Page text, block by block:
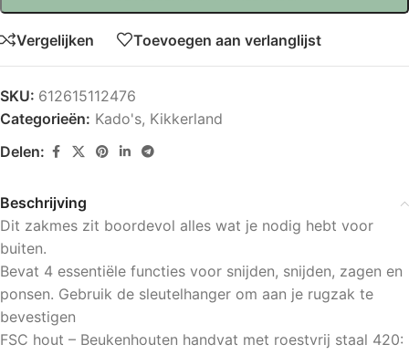
Vergelijken Toevoegen aan verlanglijst
SKU: 612615112476
Categorieën: Kado's, Kikkerland
Delen:
Beschrijving
Dit zakmes zit boordevol alles wat je nodig hebt voor
buiten.
Bevat 4 essentiële functies voor snijden, snijden, zagen en
ponsen. Gebruik de sleutelhanger om aan je rugzak te
bevestigen
FSC hout – Beukenhouten handvat met roestvrij staal 420: